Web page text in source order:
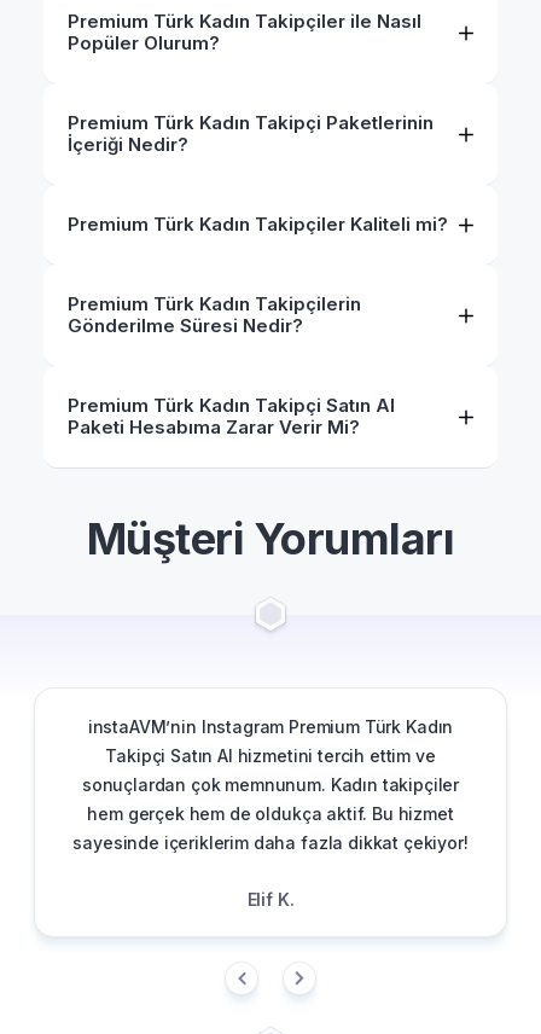
Premium Türk Kadın Takipçiler ile Nasıl
Popüler Olurum?
Premium Türk Kadın Takipçi Paketlerinin
İçeriği Nedir?
Premium Türk Kadın Takipçiler Kaliteli mi?
Premium Türk Kadın Takipçilerin
Gönderilme Süresi Nedir?
Premium Türk Kadın Takipçi Satın Al
Paketi Hesabıma Zarar Verir Mi?
Müşteri Yorumları
instaAVM’nin Instagram Premium Türk Kadın
Takipçi Satın Al hizmetini tercih ettim ve
sonuçlardan çok memnunum. Kadın takipçiler
hem gerçek hem de oldukça aktif. Bu hizmet
sayesinde içeriklerim daha fazla dikkat çekiyor!
Elif K.